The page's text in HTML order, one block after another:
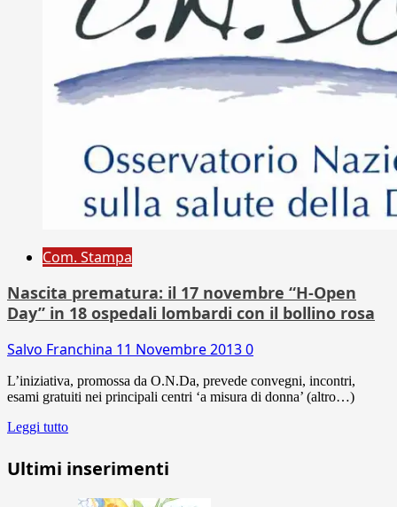
Com. Stampa
Nascita prematura: il 17 novembre “H-Open
Day” in 18 ospedali lombardi con il bollino rosa
Salvo Franchina 11 Novembre 20130
L’iniziativa, promossa da O.N.Da, prevede convegni, incontri,
esami gratuiti nei principali centri ‘a misura di donna’ (altro…)
Leggi tutto
Ultimi inserimenti